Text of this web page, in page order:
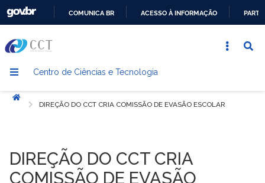
CONTEÚDO
COMUNICA BR ACESSO À INFORMAÇÃO
Centro de Ciências e Tecnologia
Início
DIREÇÃO DO CCT CRIA COMISSÃO DE EVASÃO ESCOLAR
DIREÇÃO DO CCT CRIA
COMISSÃO DE EVASÃO